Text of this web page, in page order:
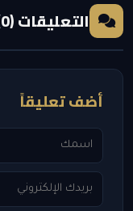
التعليقات (0)
أضف تعليقاً